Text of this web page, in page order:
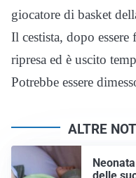
giocatore di basket
Il cestista, dopo
ripresa ed è uscito
Potrebbe essere
ALTRE
delle